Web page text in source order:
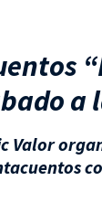
a
Valor